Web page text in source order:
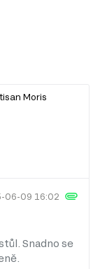
Moris
06-09 16:02
Snadno se